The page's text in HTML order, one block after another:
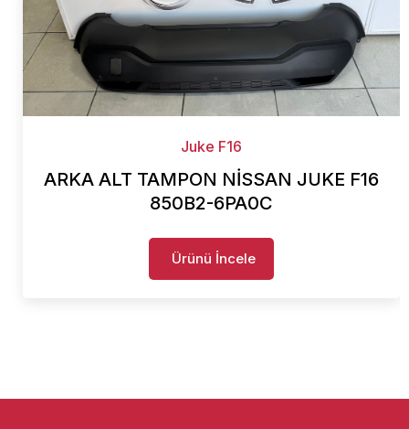
Juke F16
ARKA ALT TAMPON NİSSAN JUKE F16
850B2-6PA0C
Ürünü İncele